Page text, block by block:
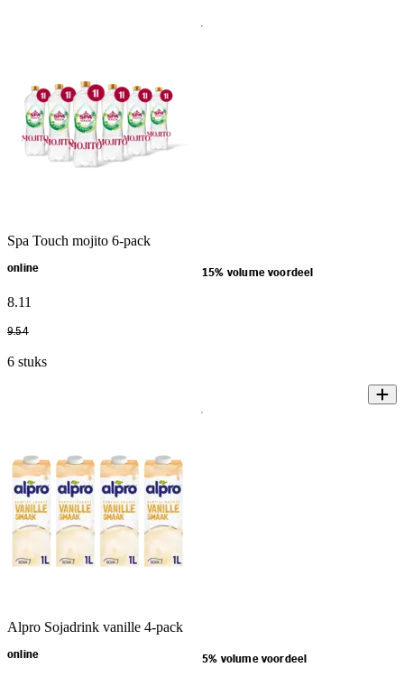
Spa Touch mojito 6-pack
online 15% volume voordeel
8.11
9.54
6 stuks
Alpro Sojadrink vanille 4-pack
online 5% volume voordeel